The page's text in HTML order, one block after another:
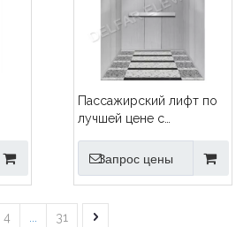
Пассажирский лифт по
лучшей цене с
дизайном
Запрос цены
4 31